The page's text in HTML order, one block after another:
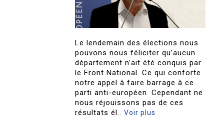
Le lendemain des élections nous
pouvons nous féliciter qu’aucun
département n’ait été conquis par
le Front National. Ce qui conforte
notre appel à faire barrage à ce
parti anti-européen. Cependant ne
nous réjouissons pas de ces
résultats él..Voir plus